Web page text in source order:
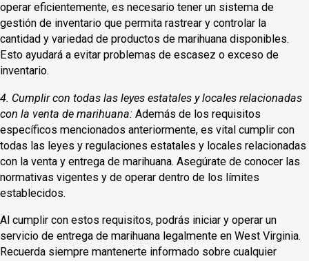
operar eficientemente, es necesario tener un sistema de
gestión de inventario que permita rastrear y controlar la
cantidad y variedad de productos de marihuana disponibles.
Esto ayudará a evitar problemas de escasez o exceso de
inventario.
4. Cumplir con todas las leyes estatales y locales relacionadas
con la venta de marihuana: Además de los requisitos
específicos mencionados anteriormente, es vital cumplir con
todas las leyes y regulaciones estatales y locales relacionadas
con la venta y entrega de marihuana. Asegúrate de conocer las
normativas vigentes y de operar dentro de los límites
establecidos.
Al cumplir con estos requisitos, podrás iniciar y operar un
servicio de entrega de marihuana legalmente en West Virginia.
Recuerda siempre mantenerte informado sobre cualquier